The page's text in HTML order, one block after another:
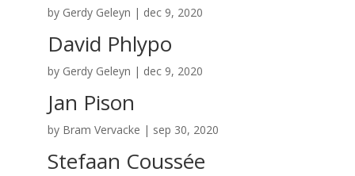
by Gerdy Geleyn | dec 9, 2020
David Phlypo
by Gerdy Geleyn | dec 9, 2020
Jan Pison
by Bram Vervacke | sep 30, 2020
Stefaan Coussée